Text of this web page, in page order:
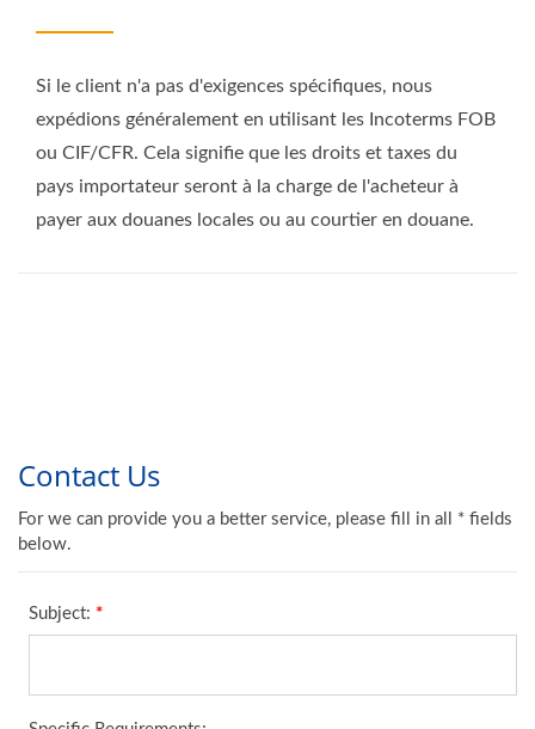
Si le client n'a pas d'exigences spécifiques, nous
expédions généralement en utilisant les Incoterms FOB
ou CIF/CFR. Cela signifie que les droits et taxes du
pays importateur seront à la charge de l'acheteur à
payer aux douanes locales ou au courtier en douane.